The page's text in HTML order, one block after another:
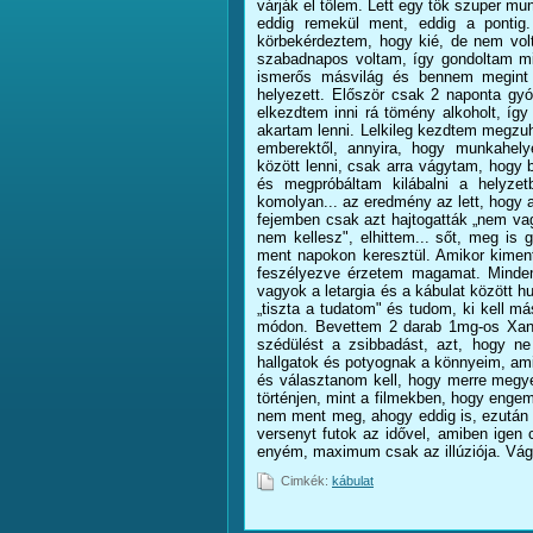
várják el tőlem. Lett egy tök szuper
eddig remekül ment, eddig a
körbekérdeztem, hogy kié, de nem
szabadnapos voltam, így gondoltam
ismerős másvilág és bennem
helyezett. Először csak 2 naponta
elkezdtem inni rá tömény alkoholt,
akartam lenni. Lelkileg kezdtem
emberektől, annyira, hogy
között lenni, csak arra vágytam, hogy
és megpróbáltam kilábalni a
komolyan... az eredmény az lett,
fejemben csak azt hajtogatták „nem
nem kellesz", elhittem... sőt, meg is
ment napokon keresztül. Amikor
feszélyezve érzetem magamat.
vagyok a letargia és a kábulat között
„tiszta a tudatom" és tudom, ki kell
módon. Bevettem 2 darab 1mg-os
szédülést a zsibbadást, azt, hogy
hallgatok és potyognak a könnyeim,
és választanom kell, hogy merre
történjen, mint a filmekben, hogy
nem ment meg, ahogy eddig is,
versenyt futok az idővel, amiben igen
enyém, maximum csak az illúziója.
Cimkék: kábulat